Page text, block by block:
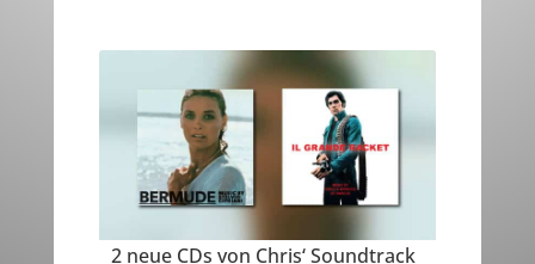
2 neue CDs von Chris‘ Soundtrack